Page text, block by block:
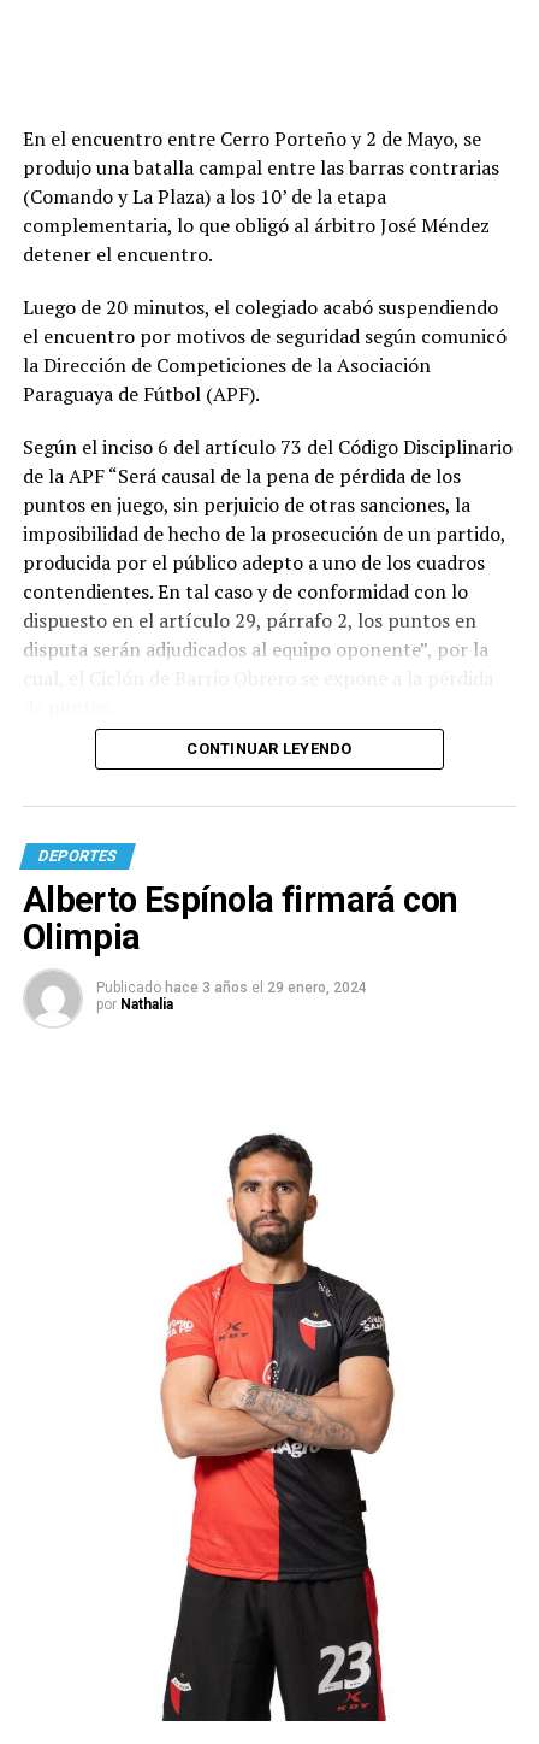
En el encuentro entre Cerro Porteño y 2 de Mayo, se
produjo una batalla campal entre las barras contrarias
(Comando y La Plaza) a los 10’ de la etapa
complementaria, lo que obligó al árbitro José Méndez
detener el encuentro.
Luego de 20 minutos, el colegiado acabó suspendiendo
el encuentro por motivos de seguridad según comunicó
la Dirección de Competiciones de la Asociación
Paraguaya de Fútbol (APF).
Según el inciso 6 del artículo 73 del Código Disciplinario
de la APF “Será causal de la pena de pérdida de los
puntos en juego, sin perjuicio de otras sanciones, la
imposibilidad de hecho de la prosecución de un partido,
producida por el público adepto a uno de los cuadros
contendientes. En tal caso y de conformidad con lo
dispuesto en el artículo 29, párrafo 2, los puntos en
disputa serán adjudicados al equipo oponente”, por la
CONTINUAR LEYENDO
DEPORTES
Alberto Espínola firmará con
Olimpia
Publicado hace 3 años el 29 enero, 2024
por Nathalia